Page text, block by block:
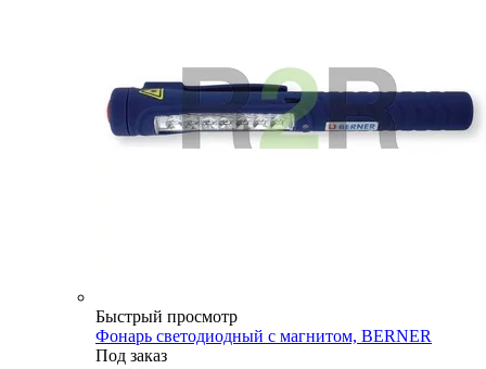
Быстрый просмотр
Фонарь светодиодный с магнитом, BERNER
Под заказ